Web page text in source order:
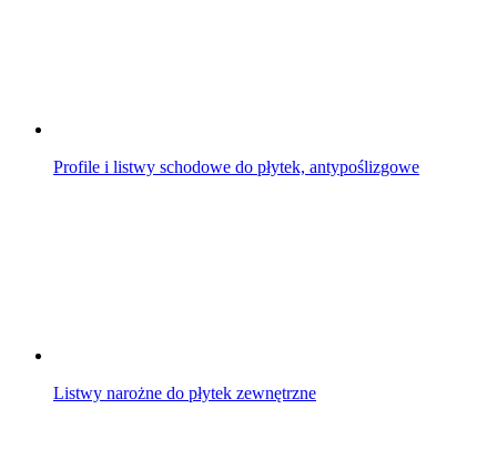
Profile i listwy schodowe do płytek, antypoślizgowe
Listwy narożne do płytek zewnętrzne